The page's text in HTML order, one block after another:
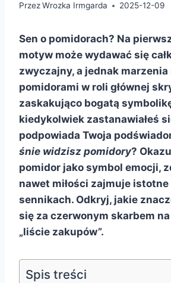
PrzezWrozka Irmgarda 2025-12-09
Sen o pomidorach? Na
motyw może wydawać się
zwyczajny, a jednak marzenia
pomidorami w roli głównej
zaskakująco bogatą
kiedykolwiek zastanawiałeś
podpowiada Twoja
śnie widzisz pomidory?
pomidor jako symbol emocji,
nawet miłości zajmuje
sennikach. Odkryj, jakie
się za czerwonym skarbem
„liście zakupów”.
Spis treści